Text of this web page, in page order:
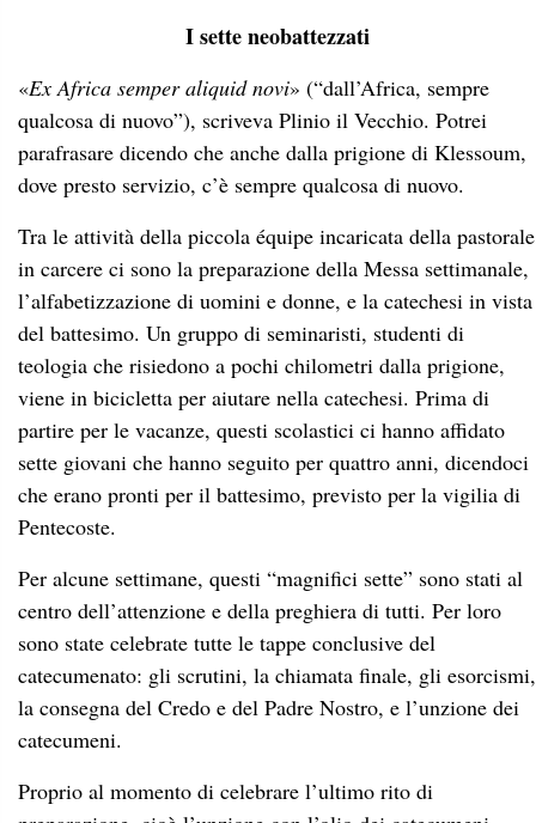
I sette neobattezzati
«Ex Africa semper aliquid novi» (“dall’Africa, sempre
qualcosa di nuovo”), scriveva Plinio il Vecchio. Potrei
parafrasare dicendo che anche dalla prigione di Klessoum,
dove presto servizio, c’è sempre qualcosa di nuovo.
Tra le attività della piccola équipe incaricata della pastorale
in carcere ci sono la preparazione della Messa settimanale,
l’alfabetizzazione di uomini e donne, e la catechesi in vista
del battesimo. Un gruppo di seminaristi, studenti di
teologia che risiedono a pochi chilometri dalla prigione,
viene in bicicletta per aiutare nella catechesi. Prima di
partire per le vacanze, questi scolastici ci hanno affidato
sette giovani che hanno seguito per quattro anni, dicendoci
che erano pronti per il battesimo, previsto per la vigilia di
Pentecoste.
Per alcune settimane, questi “magnifici sette” sono stati al
centro dell’attenzione e della preghiera di tutti. Per loro
sono state celebrate tutte le tappe conclusive del
catecumenato: gli scrutini, la chiamata finale, gli esorcismi,
la consegna del Credo e del Padre Nostro, e l’unzione dei
catecumeni.
Proprio al momento di celebrare l’ultimo rito di